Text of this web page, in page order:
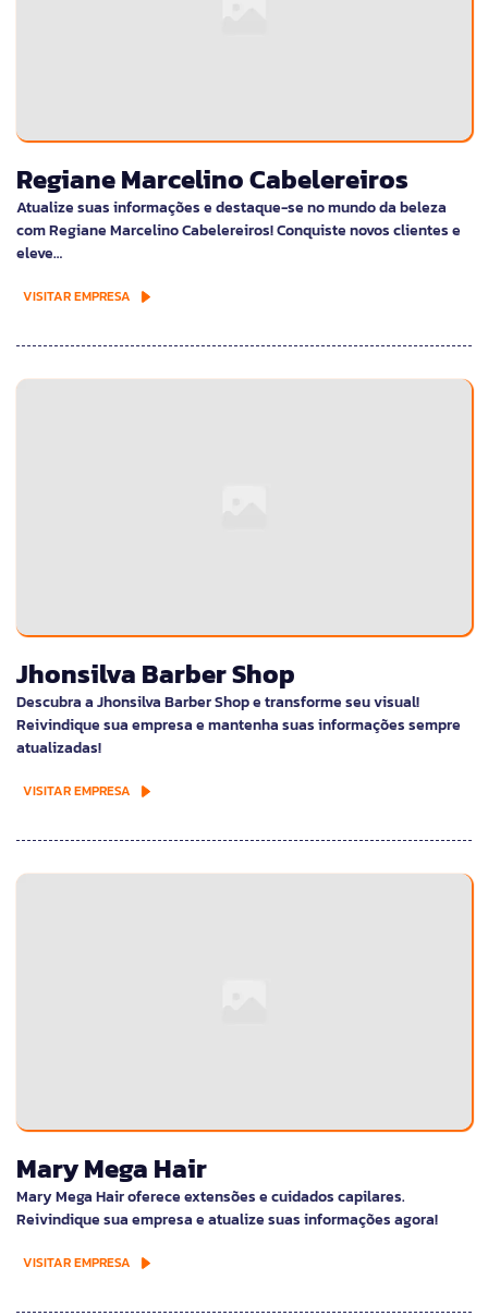
Regiane Marcelino Cabelereiros
Atualize suas informações e destaque-se no mundo da beleza
com Regiane Marcelino Cabelereiros! Conquiste novos clientes e
eleve…
VISITAR EMPRESA
Jhonsilva Barber Shop
Descubra a Jhonsilva Barber Shop e transforme seu visual!
Reivindique sua empresa e mantenha suas informações sempre
atualizadas!
VISITAR EMPRESA
Mary Mega Hair
Mary Mega Hair oferece extensões e cuidados capilares.
Reivindique sua empresa e atualize suas informações agora!
VISITAR EMPRESA